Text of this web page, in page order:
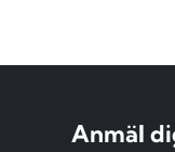
Anmäl